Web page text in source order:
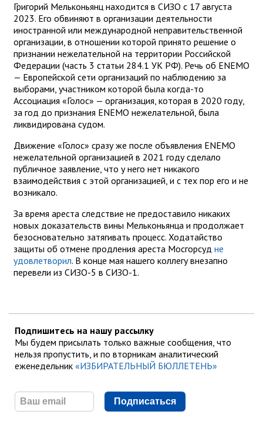
Григорий Мельконьянц находится в СИЗО с 17 августа
2023. Его обвиняют в организации деятельности
иностранной или международной неправительственной
организации, в отношении которой принято решение о
признании нежелательной на территории Российской
Федерации (часть 3 статьи 284.1 УК РФ). Речь об ENEMO
— Европейской сети организаций по наблюдению за
выборами, участником которой была когда-то
Ассоциация «Голос» — организация, которая в 2020 году,
за год до признания ENEMO нежелательной, была
ликвидирована судом.
Движение «Голос» сразу же после объявления ENEMO
нежелательной организацией в 2021 году сделало
публичное заявление, что у него нет никакого
взаимодействия с этой организацией, и с тех пор его и не
возникало.
За время ареста следствие не предоставило никаких
новых доказательств вины Мельконьянца и продолжает
безосновательно затягивать процесс. Ходатайство
защиты об отмене продления ареста Мосгорсуд не
удовлетворил. В конце мая нашего коллегу внезапно
перевели из СИЗО-5 в СИЗО-1.
Подпишитесь на нашу рассылку
Мы будем присылать только важные сообщения, что
нельзя пропустить, и по вторникам аналитический
еженедельник «ИЗБИРАТЕЛЬНЫЙ БЮЛЛЕТЕНЬ»
Подписаться